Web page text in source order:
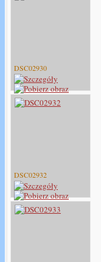
DSC02930
DSC02932